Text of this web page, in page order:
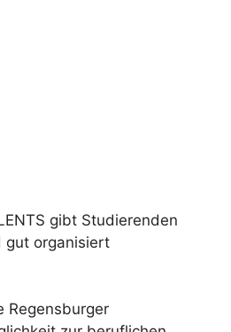
gibt Studierenden
gut organisiert
Regensburger